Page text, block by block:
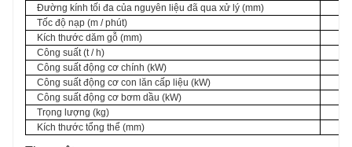
Đường kính tối đa của nguyên liệu đã qua xử lý (mm)
Tốc độ nạp (m / phút)
Kích thước dăm gỗ (mm)
Công suất (t / h)
Công suất động cơ chính (kW)
Công suất động cơ con lăn cấp liệu (kW)
Công suất động cơ bơm dầu (kW)
Trọng lượng (kg)
Kích thước tổng thể (mm)